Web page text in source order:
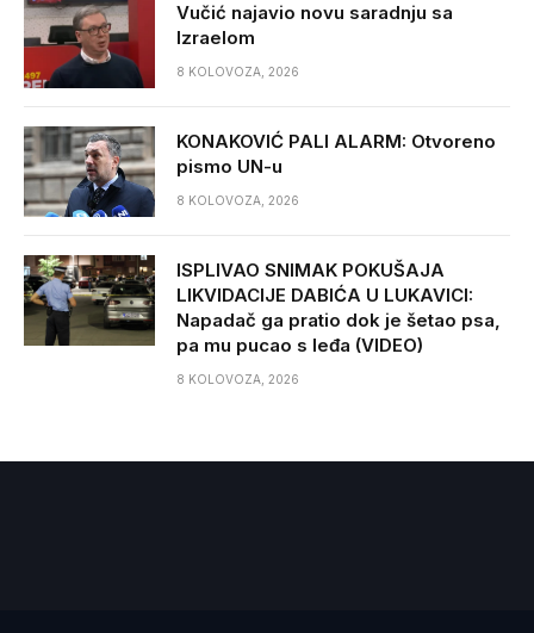
Vučić najavio novu saradnju sa
Izraelom
8 KOLOVOZA, 2026
KONAKOVIĆ PALI ALARM: Otvoreno
pismo UN-u
8 KOLOVOZA, 2026
ISPLIVAO SNIMAK POKUŠAJA
LIKVIDACIJE DABIĆA U LUKAVICI:
Napadač ga pratio dok je šetao psa,
pa mu pucao s leđa (VIDEO)
8 KOLOVOZA, 2026